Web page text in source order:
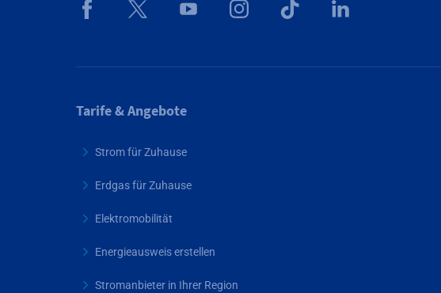
Tarife & Angebote
Strom für Zuhause
Erdgas für Zuhause
Elektromobilität
Energieausweis erstellen
Stromanbieter in Ihrer Region